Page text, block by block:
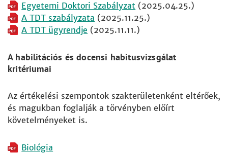
Egyetemi Doktori Szabályzat (2025.04.25.)
A TDT szabályzata (2025.11.25.)
A TDT ügyrendje (2025.11.11.)
A habilitációs és docensi habitusvizsgálat
kritériumai
Az értékelési szempontok szakterületenként eltérőek,
és magukban foglalják a törvényben előírt
követelményeket is.
Biológia